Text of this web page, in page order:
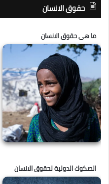
حقوق الانسان
ما هى حقوق الانسان
الصكوك الدولية لحقوق الانسان